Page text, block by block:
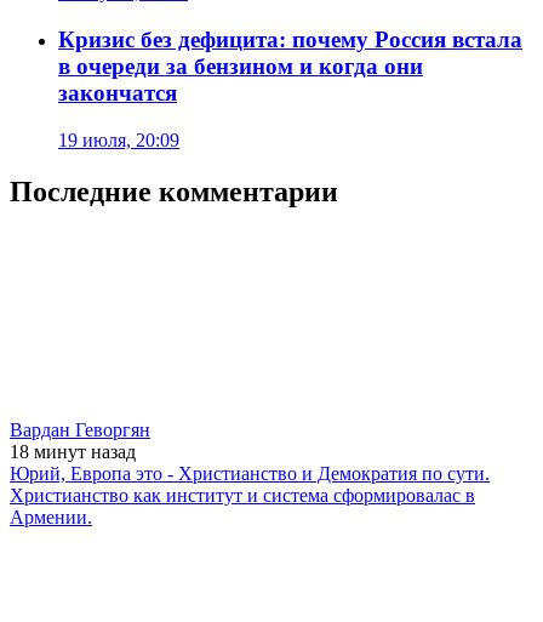
Кризис без дефицита: почему Россия встала
в очереди за бензином и когда они
закончатся
19 июля, 20:09
Последние комментарии
Вардан Геворгян
18 минут назад
Юрий, Европа это - Христианство и Демократия по сути.
Христианство как институт и система сформировалас в
Армении.